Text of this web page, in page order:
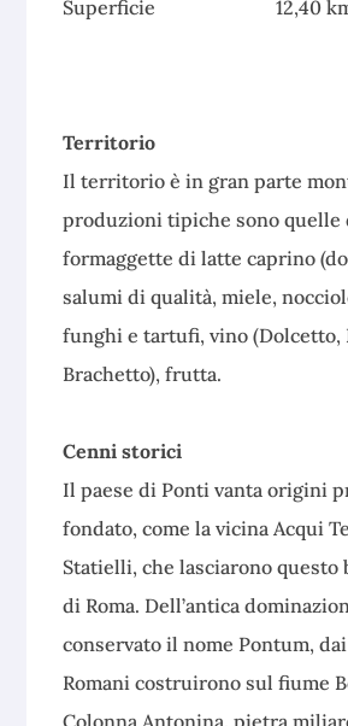
Superficie 12,40
Territorio
Il territorio è in gran parte
produzioni tipiche sono quelle
formaggette di latte caprino
salumi di qualità, miele,
funghi e tartufi, vino (Dolcetto,
Brachetto), frutta.
Cenni storici
Il paese di Ponti vanta origini
fondato, come la vicina Acqui
Statielli, che lasciarono questo
di Roma. Dell’antica
conservato il nome Pontum,
Romani costruirono sul fiume
Colonna Antonina, pietra